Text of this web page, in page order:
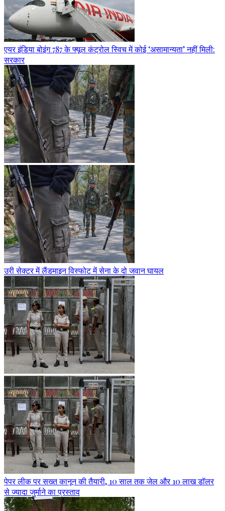
एयर इंडिया बोइंग 787 के फ्यूल कंट्रोल स्विच में कोई ‘असामान्यता’ नहीं मिली:
सरकार
उरी सेक्टर में लैंडमाइन विस्फोट में सेना के दो जवान घायल
पेपर लीक पर सख्त कानून की तैयारी, 10 साल तक जेल और 10 लाख डॉलर
से ज्यादा जुर्माने का प्रस्ताव